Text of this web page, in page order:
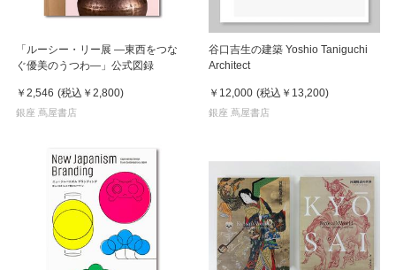
「ルーシー・リー展 ―東西をつな
ぐ優美のうつわ―」公式図録
￥2,546 (税込 ￥2,800)
銀座 蔦屋書店
谷口吉生の建築 Yoshio Taniguchi
Architect
￥12,000 (税込 ￥13,200)
銀座 蔦屋書店